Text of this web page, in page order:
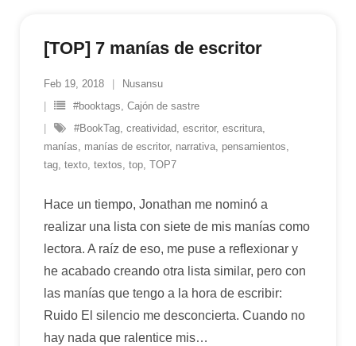
[TOP] 7 manías de escritor
Feb 19, 2018
Nusansu
#booktags, Cajón de sastre
#BookTag, creatividad, escritor, escritura,
manías, manías de escritor, narrativa, pensamientos,
tag, texto, textos, top, TOP7
Hace un tiempo, Jonathan me nominó a
realizar una lista con siete de mis manías como
lectora. A raíz de eso, me puse a reflexionar y
he acabado creando otra lista similar, pero con
las manías que tengo a la hora de escribir:
Ruido El silencio me desconcierta. Cuando no
hay nada que ralentice mis…